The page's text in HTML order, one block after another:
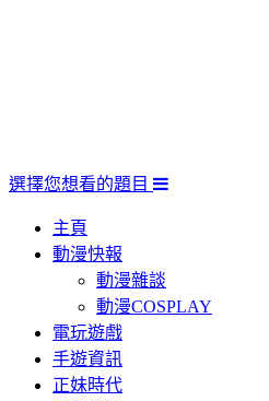
選擇您想看的題目
主頁
動漫快報
動漫雜談
動漫COSPLAY
電玩遊戲
手遊資訊
正妹時代